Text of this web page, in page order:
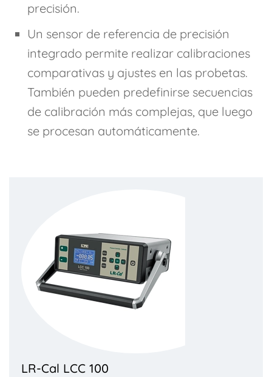
precisión.
Un sensor de referencia de precisión
integrado permite realizar calibraciones
comparativas y ajustes en las probetas.
También pueden predefinirse secuencias
de calibración más complejas, que luego
se procesan automáticamente.
LR-Cal LCC 100